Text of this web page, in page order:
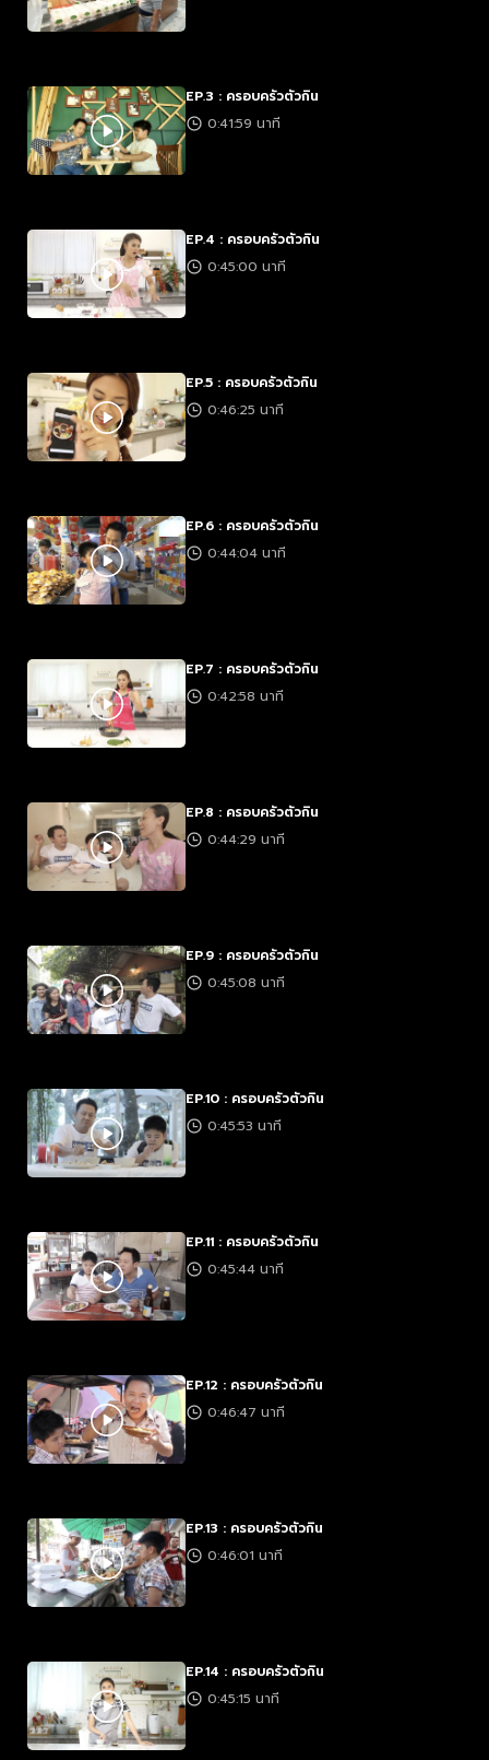
EP.3 : ครอบครัวตัวกิน
0:41:59 นาที
EP.4 : ครอบครัวตัวกิน
0:45:00 นาที
EP.5 : ครอบครัวตัวกิน
0:46:25 นาที
EP.6 : ครอบครัวตัวกิน
0:44:04 นาที
EP.7 : ครอบครัวตัวกิน
0:42:58 นาที
EP.8 : ครอบครัวตัวกิน
0:44:29 นาที
EP.9 : ครอบครัวตัวกิน
0:45:08 นาที
EP.10 : ครอบครัวตัวกิน
0:45:53 นาที
EP.11 : ครอบครัวตัวกิน
0:45:44 นาที
EP.12 : ครอบครัวตัวกิน
0:46:47 นาที
EP.13 : ครอบครัวตัวกิน
0:46:01 นาที
EP.14 : ครอบครัวตัวกิน
0:45:15 นาที